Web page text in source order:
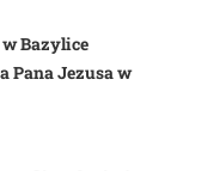
Bazylice
Pana Jezusa w